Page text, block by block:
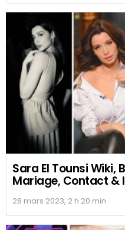
Sara El Tounsi Wiki,
Mariage, Contact &
28 mars 2023, 2 h 20 min